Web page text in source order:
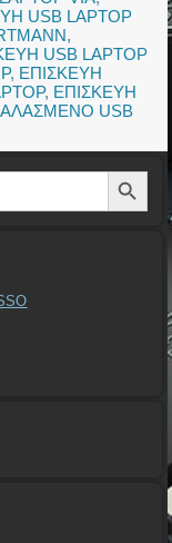
USB LAPTOP
,
USB LAPTOP
, ΕΠΙΣΚΕΥΗ
, ΕΠΙΣΚΕΥΗ
USB
Search Button